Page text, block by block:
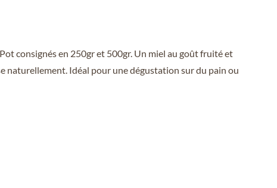
consignés en 250gr et 500gr. Un miel au goût fruité et
naturellement. Idéal pour une dégustation sur du pain ou